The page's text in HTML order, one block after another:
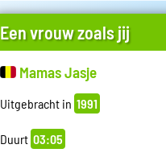
Een vrouw zoals jij
Mamas Jasje
Uitgebracht in 1991
Duurt 03:05